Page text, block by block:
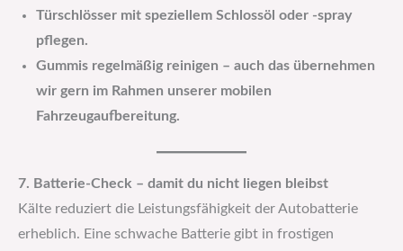
Türschlösser mit speziellem Schlossöl oder -spray
pflegen.
Gummis regelmäßig reinigen – auch das übernehmen
wir gern im Rahmen unserer mobilen
Fahrzeugaufbereitung.
7. Batterie-Check – damit du nicht liegen bleibst
Kälte reduziert die Leistungsfähigkeit der Autobatterie
erheblich. Eine schwache Batterie gibt in frostigen